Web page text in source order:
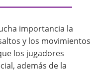
importancia la
y los movimientos
los jugadores
además de la